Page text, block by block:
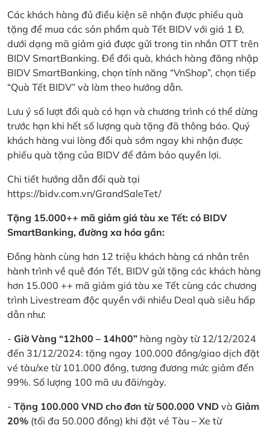
Các khách hàng đủ điều kiện sẽ nhận được phiếu quà
tặng để mua các sản phẩm quà Tết BIDV với giá 1 Đ,
dưới dạng mã giảm giá được gửi trong tin nhắn OTT trên
BIDV SmartBanking. Để đối quà, khách hàng đăng nhập
BIDV SmartBanking, chọn tính năng “VnShop”, chọn tiếp
“Quà Tết BIDV” và làm theo hướng dẫn.
Lưu ý số lượt đổi quà có hạn và chương trình có thể dừng
trước hạn khi hết số lượng quà tặng đã thông báo. Quý
khách hàng vui lòng đổi quà sớm ngay khi nhận được
phiếu quà tặng của BIDV để đảm bảo quyền lợi.
Chi tiết hướng dẫn đổi quà tại
https://bidv.com.vn/GrandSaleTet/
Tặng 15.000++ mã giảm giá tàu xe Tết: có BIDV
SmartBanking, đường xa hóa gần:
Đồng hành cùng hơn 12 triệu khách hàng cá nhân trên
hành trình về quê đón Tết, BIDV gửi tặng các khách hàng
hơn 15.000 ++ mã giảm giá tàu xe Tết cùng các chương
trình Livestream độc quyền với nhiều Deal quà siêu hấp
dẫn như:
- Giờ Vàng “12h00 – 14h00” hàng ngày từ 12/12/2024
đến 31/12/2024: tặng ngay 100.000 đồng/giao dịch đặt
vé tàu/xe từ 101.000 đồng, tương đương mức giảm đến
99%. Số lượng 100 mã ưu đãi/ngày.
- Tặng 100.000 VND cho đơn từ 500.000 VND và Giảm
20% (tối đa 50.000 đồng) khi đặt vé Tàu – Xe từ